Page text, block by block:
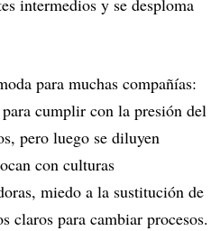
intermedios y se desploma
para muchas compañías:
cumplir con la presión del
pero luego se diluyen
con culturas
miedo a la sustitución de
claros para cambiar procesos.